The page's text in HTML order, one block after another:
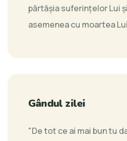
părtăşia suferinţelor Lui
asemenea cu moartea
Gândul zilei
"De tot ce ai mai bun tu